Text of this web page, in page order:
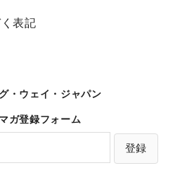
表記
・ウェイ・ジャパン
ガ登録フォーム